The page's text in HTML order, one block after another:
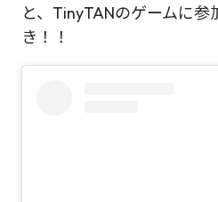
と、TinyTANのゲームに
き！！